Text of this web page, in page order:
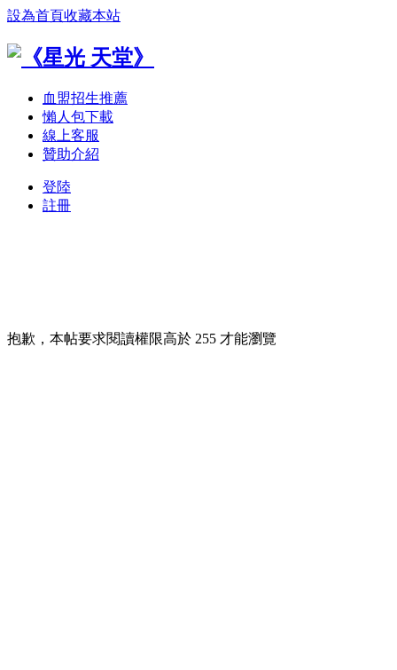
設為首頁收藏本站
血盟招生推薦
懶人包下載
線上客服
贊助介紹
登陸
註冊
抱歉，本帖要求閱讀權限高於 255 才能瀏覽